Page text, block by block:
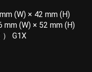
(W) × 42 mm (H)
mm (W) × 52 mm (H)
G1X